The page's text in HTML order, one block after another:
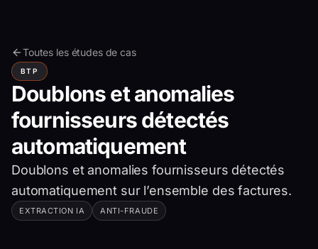
Toutes les études de cas
BTP
Doublons et anomalies
fournisseurs détectés
automatiquement
Doublons et anomalies fournisseurs détectés
automatiquement sur l’ensemble des factures.
EXTRACTION IA ANTI-FRAUDE